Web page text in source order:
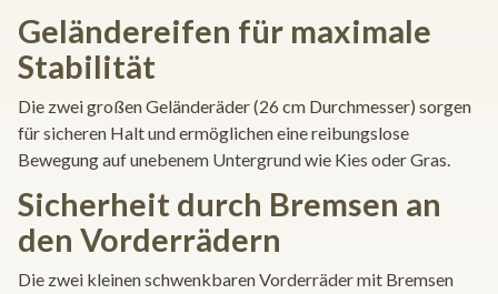
Geländereifen für maximale
Stabilität
Die zwei großen Geländeräder (26 cm Durchmesser) sorgen
für sicheren Halt und ermöglichen eine reibungslose
Bewegung auf unebenem Untergrund wie Kies oder Gras.
Sicherheit durch Bremsen an
den Vorderrädern
Die zwei kleinen schwenkbaren Vorderräder mit Bremsen